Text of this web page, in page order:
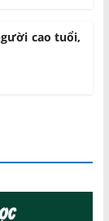
cao tuổi,